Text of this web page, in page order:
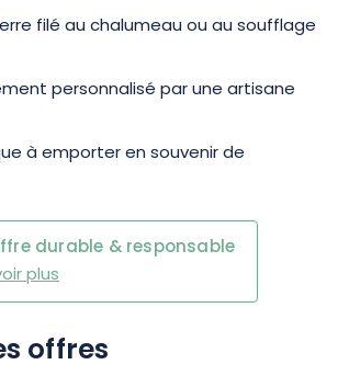
filé au chalumeau ou au soufflage
personnalisé par une artisane
à emporter en souvenir de
durable & responsable
plus
offres